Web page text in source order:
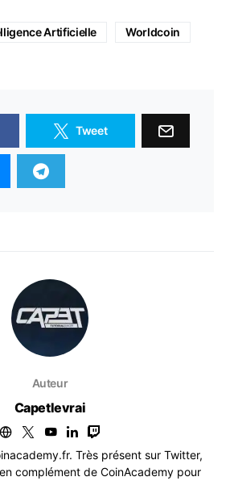
Artificielle Worldcoin
Tweet
Auteur
Capetlevrai
Très présent sur Twitter,
complément de CoinAcademy pour